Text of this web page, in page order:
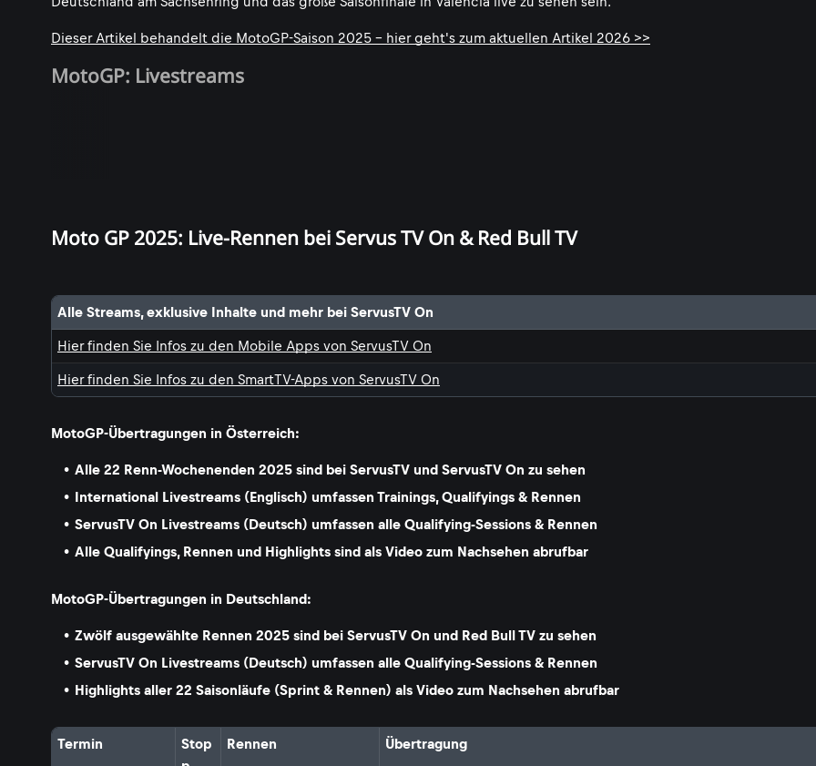
Dieser Artikel behandelt die MotoGP-Saison 2025 - hier geht's zum aktuellen Artikel 2026 >>
MotoGP: Livestreams
Moto GP 2025: Live-Rennen bei Servus TV On & Red Bull TV
Alle Streams, exklusive Inhalte und mehr bei ServusTV On
Hier finden Sie Infos zu den Mobile Apps von ServusTV On
Hier finden Sie Infos zu den SmartTV-Apps von ServusTV On
MotoGP-Übertragungen in Österreich:
Alle 22 Renn-Wochenenden 2025 sind bei ServusTV und ServusTV On zu sehen
International Livestreams (Englisch) umfassen Trainings, Qualifyings & Rennen
ServusTV On Livestreams (Deutsch) umfassen alle Qualifying-Sessions & Rennen
Alle Qualifyings, Rennen und Highlights sind als Video zum Nachsehen abrufbar
MotoGP-Übertragungen in Deutschland:
Zwölf ausgewählte Rennen 2025 sind bei ServusTV On und Red Bull TV zu sehen
ServusTV On Livestreams (Deutsch) umfassen alle Qualifying-Sessions & Rennen
Highlights aller 22 Saisonläufe (Sprint & Rennen) als Video zum Nachsehen abrufbar
Termin
Stop
Rennen Übertragung